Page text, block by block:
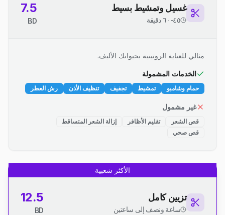
غسيل وتمشيط بسيط
٤٥-٦٠ دقيقة
7.5
BD
مثالي للعناية الروتينية بحيوانك الأليف.
الخدمات المشمولة
حمام وشامبو تمشيط تجفيف تنظيف الأذن رش العطر
غير مشمول
قص الشعر تقليم الأظافر
إزالة الشعر المتساقط
قص صحي
الأكثر شعبية
تزيين كامل
ساعة ونصف إلى ساعتين
12.5
BD